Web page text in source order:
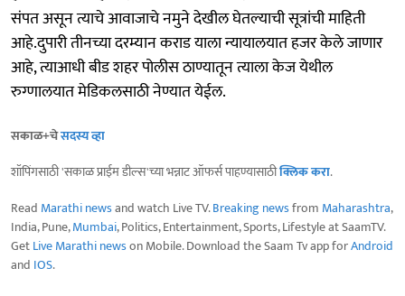
संपत असून त्याचे आवाजाचे नमुने देखील घेतल्याची सूत्रांची माहिती
आहे.दुपारी तीनच्या दरम्यान कराड याला न्यायालयात हजर केले जाणार
आहे, त्याआधी बीड शहर पोलीस ठाण्यातून त्याला केज येथील
रुग्णालयात मेडिकलसाठी नेण्यात येईल.
सकाळ+चेसदस्य व्हा
शॉपिंगसाठी 'सकाळ प्राईम डील्स'च्या भन्नाट ऑफर्स पाहण्यासाठीक्लिक करा.
Read Marathi newsand watch Live TV.Breaking newsfrom Maharashtra,
India, Pune,Mumbai, Politics, Entertainment, Sports, Lifestyle at SaamTV.
GetLive Marathi newson Mobile. Download the Saam Tv app forAndroid
and IOS.